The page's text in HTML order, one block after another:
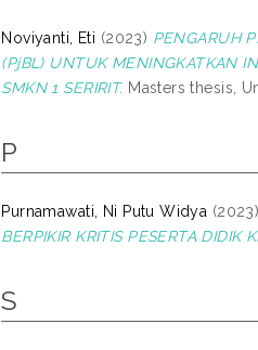
Noviyanti, Eti (2023) PENGARUH
(PjBL) UNTUK MENINGKATKAN
SMKN 1 SERIRIT. Masters thesis,
P
Purnamawati, Ni Putu Widya (2023)
BERPIKIR KRITIS PESERTA DIDIK
S